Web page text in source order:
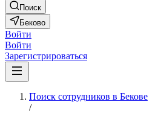
Поиск
Беково
Войти
Войти
Зарегистрироваться
Поиск сотрудников в Бекове
/